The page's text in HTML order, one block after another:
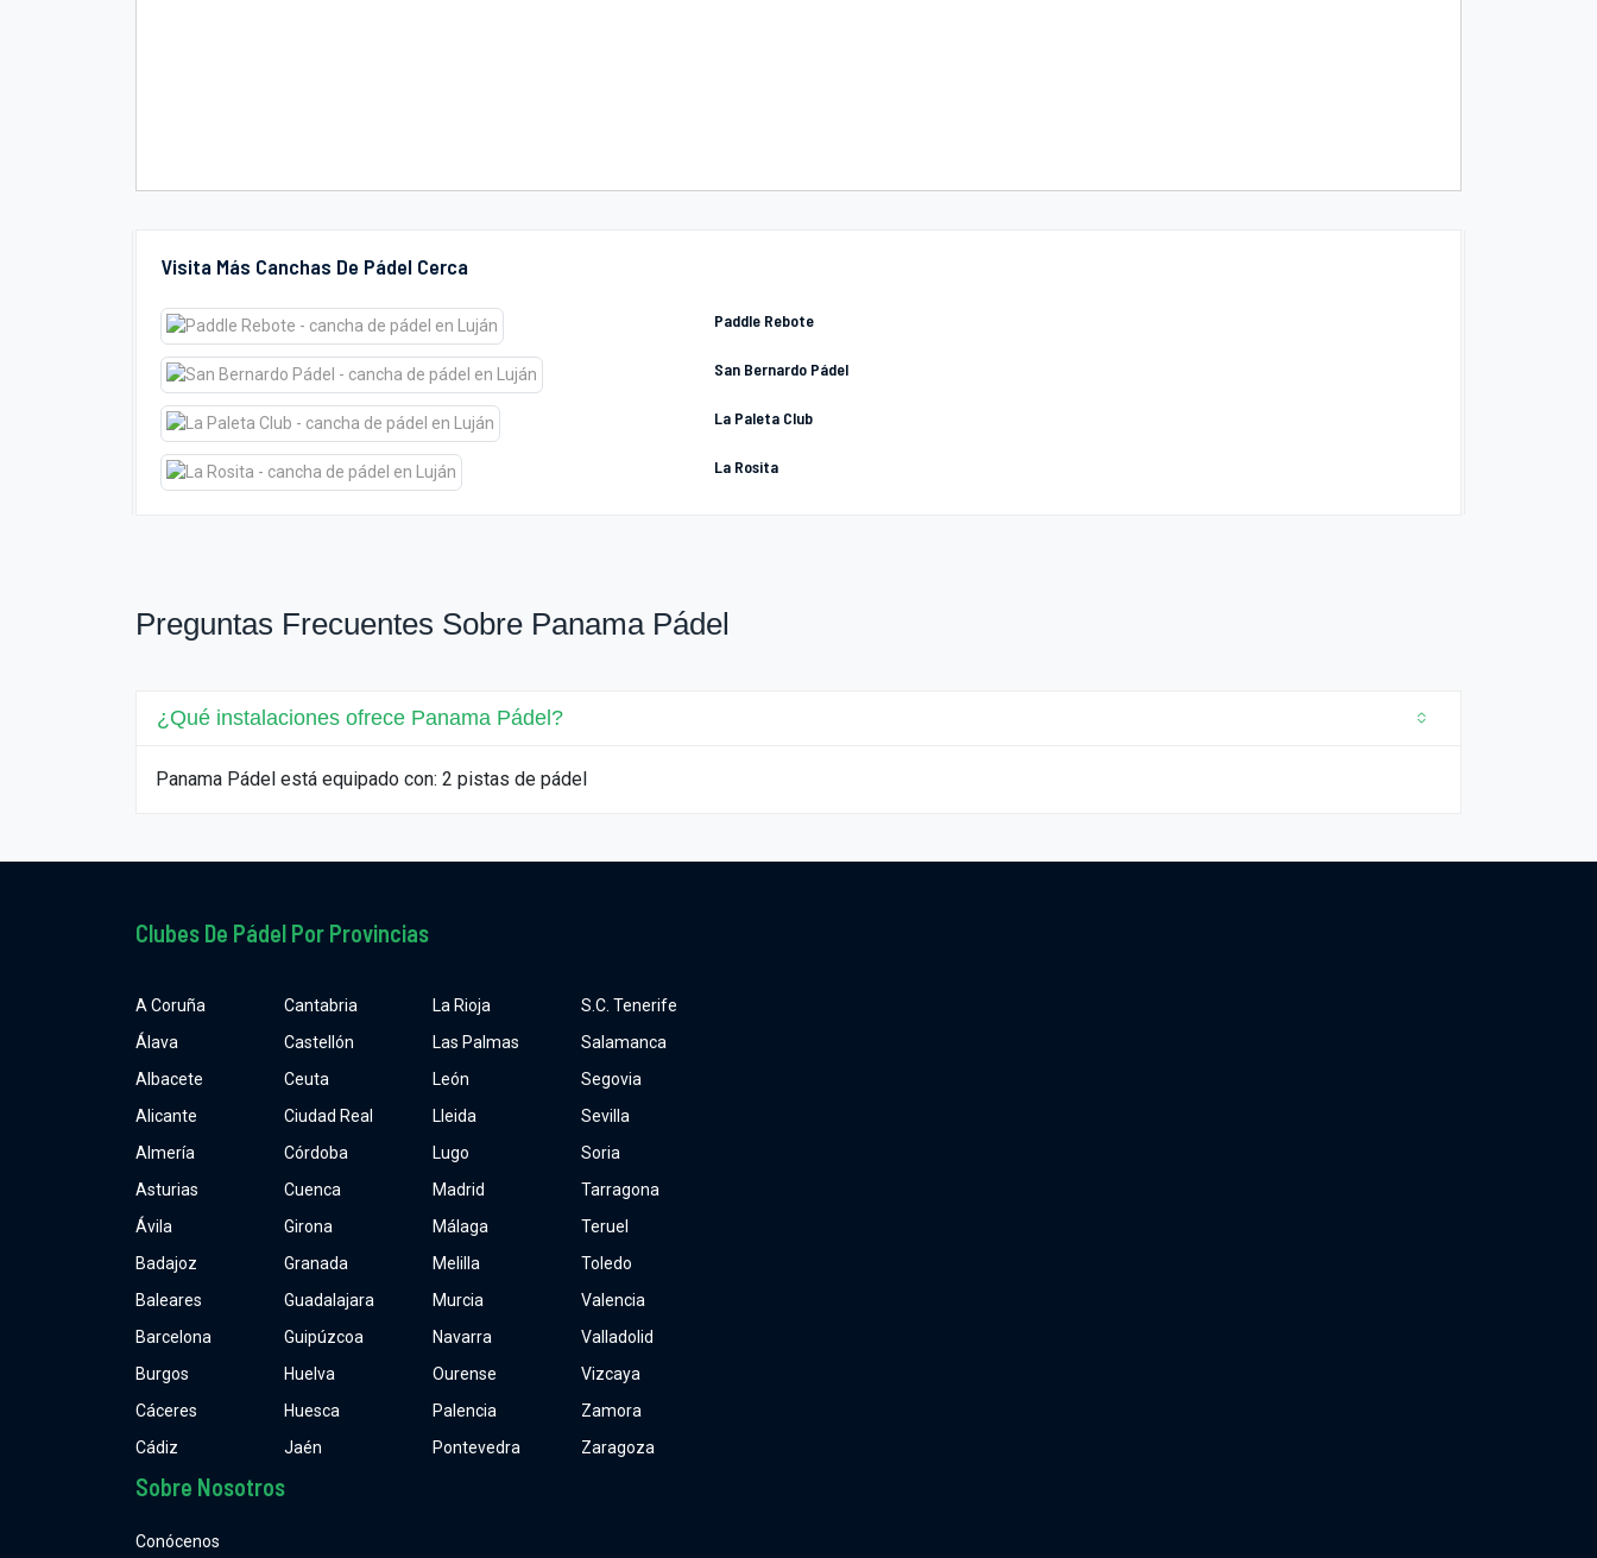
Visita Más Canchas De Pádel Cerca
Paddle Rebote
San Bernardo Pádel
La Paleta Club
La Rosita
Preguntas Frecuentes Sobre Panama Pádel
¿Qué instalaciones ofrece Panama Pádel?
Panama Pádel está equipado con: 2 pistas de pádel
Clubes De Pádel Por Provincias
A Coruña
Álava
Albacete
Alicante
Almería
Asturias
Ávila
Badajoz
Baleares
Barcelona
Burgos
Cáceres
Cádiz
Cantabria
Castellón
Ceuta
Ciudad Real
Córdoba
Cuenca
Girona
Granada
Guadalajara
Guipúzcoa
Huelva
Huesca
Jaén
La Rioja
Las Palmas
León
Lleida
Lugo
Madrid
Málaga
Melilla
Murcia
Navarra
Ourense
Palencia
Pontevedra
S.C. Tenerife
Salamanca
Segovia
Sevilla
Soria
Tarragona
Teruel
Toledo
Valencia
Valladolid
Vizcaya
Zamora
Zaragoza
Sobre Nosotros
Conócenos